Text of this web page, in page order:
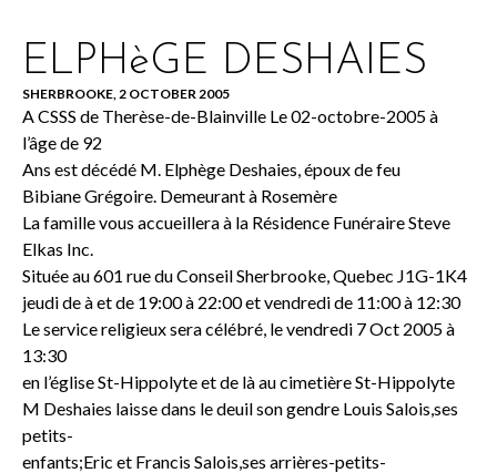
ELPHèGE DESHAIES
SHERBROOKE, 2 OCTOBER 2005
A CSSS de Therèse-de-Blainville Le 02-octobre-2005 à
l’âge de 92
Ans est décédé M. Elphège Deshaies, époux de feu
Bibiane Grégoire. Demeurant à Rosemère
La famille vous accueillera à la Résidence Funéraire Steve
Elkas Inc.
Située au 601 rue du Conseil Sherbrooke, Quebec J1G-1K4
jeudi de à et de 19:00 à 22:00 et vendredi de 11:00 à 12:30
Le service religieux sera célébré, le vendredi 7 Oct 2005 à
13:30
en l’église St-Hippolyte et de là au cimetière St-Hippolyte
M Deshaies laisse dans le deuil son gendre Louis Salois,ses
petits-
enfants;Eric et Francis Salois,ses arrières-petits-